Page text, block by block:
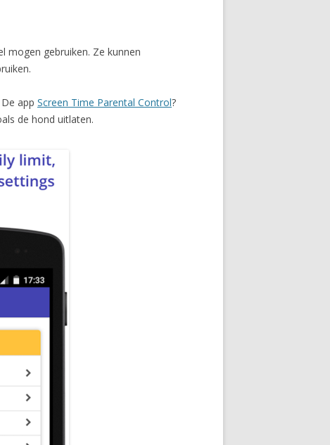
mogen gebruiken. Ze kunnen
app Screen Time Parental Control?
de hond uitlaten.